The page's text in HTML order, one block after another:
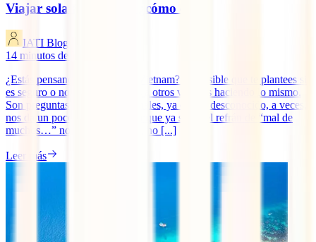
Viajar sola a Vietnam, ¿cómo es?
IATI Blog
14 minutos de lectura
¿Estás pensando viajar sola a Vietnam? Es posible que te plantees si
es seguro o no y si encontrarás a otros viajeros haciendo lo mismo.
Son preguntas totalmente normales, ya que lo desconocido, a veces,
nos da un poco de respeto. Aunque ya sabes el refrán de “mal de
muchos…” no sirve de mucho, no [...]
Leer más